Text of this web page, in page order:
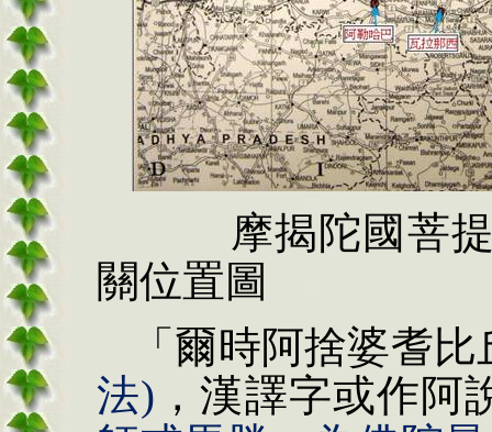
摩揭陀國菩
關位置圖
「爾時阿捨婆耆比
法) ，漢譯字或作阿